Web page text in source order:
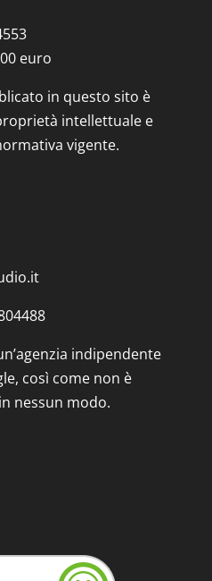
euro
in questo sito è
intellettuale e
vigente.
indipendente
così come non è
nessun modo.